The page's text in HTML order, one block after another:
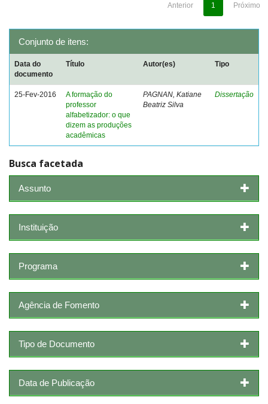
Anterior 1 Próximo
Conjunto de itens:
Data do
documento
Título Autor(es) Tipo
25-Fev-2016
A formação do
professor
alfabetizador: o que
dizem as produções
acadêmicas
PAGNAN, Katiane
Beatriz Silva
Dissertação
Busca facetada
Assunto
Instituição
Programa
Agência de Fomento
Tipo de Documento
Data de Publicação